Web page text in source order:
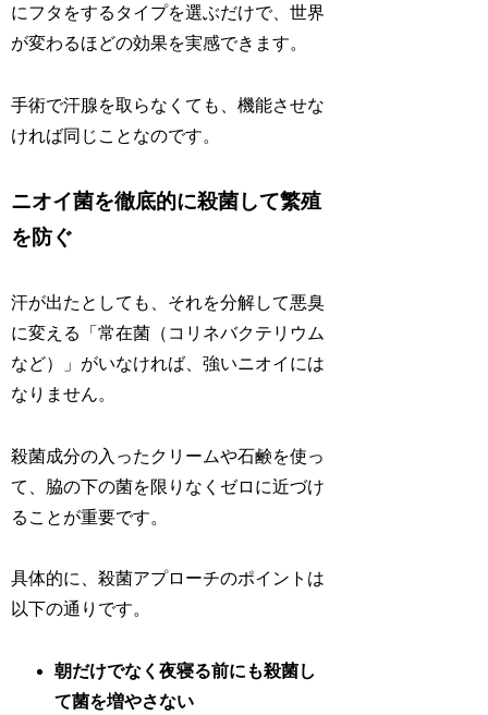
にフタをするタイプを選ぶだけで、世界
が変わるほどの効果を実感できます。
手術で汗腺を取らなくても、機能させな
ければ同じことなのです。
ニオイ菌を徹底的に殺菌して繁殖
を防ぐ
汗が出たとしても、それを分解して悪臭
に変える「常在菌（コリネバクテリウム
など）」がいなければ、強いニオイには
なりません。
殺菌成分の入ったクリームや石鹸を使っ
て、脇の下の菌を限りなくゼロに近づけ
ることが重要です。
具体的に、殺菌アプローチのポイントは
以下の通りです。
朝だけでなく夜寝る前にも殺菌し
て菌を増やさない